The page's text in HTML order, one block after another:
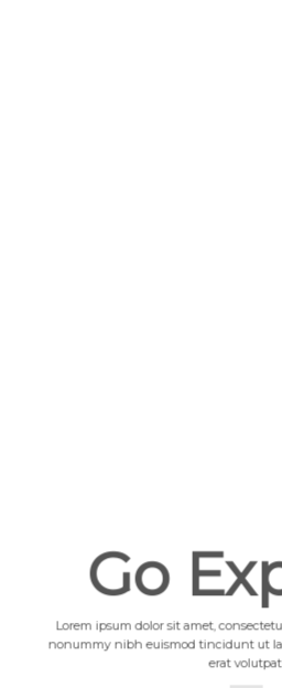
Go
Lorem ipsum dolor sit amet,
nonummy nibh euismod tincidunt ut
erat